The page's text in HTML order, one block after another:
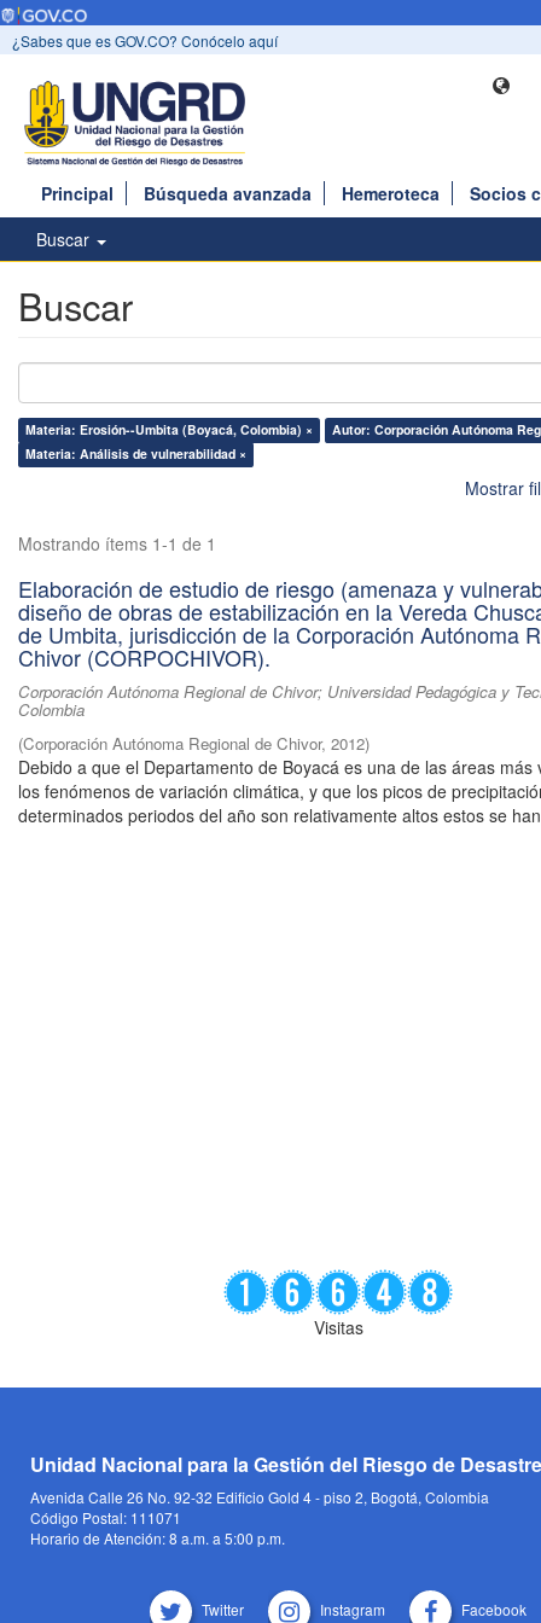
¿Sabes que es GOV.CO? Conócelo aquí
Principal Búsqueda avanzada Hemeroteca
Socios
Buscar
Buscar
Materia: Erosión--Umbita (Boyacá, Colombia) ×
Autor: Corporación Autónoma
Materia: Análisis de vulnerabilidad ×
Mostrar
Mostrando ítems 1-1 de 1
Elaboración de estudio de riesgo (amenaza y
diseño de obras de estabilización en la Vereda
de Umbita, jurisdicción de la Corporación Autónoma
Chivor (CORPOCHIVOR).
Corporación Autónoma Regional de Chivor; Universidad Pedagógica y
Colombia
(Corporación Autónoma Regional de Chivor, 2012)
Debido a que el Departamento de Boyacá es una de las áreas más
los fenómenos de variación climática, y que los picos de
determinados periodos del año son relativamente altos estos se
Visitas
Unidad Nacional para la Gestión del Riesgo de
Avenida Calle 26 No. 92-32 Edificio Gold 4 - piso 2, Bogotá, Colombia
Código Postal: 111071
Horario de Atención: 8 a.m. a 5:00 p.m.
Twitter Instagram Facebook